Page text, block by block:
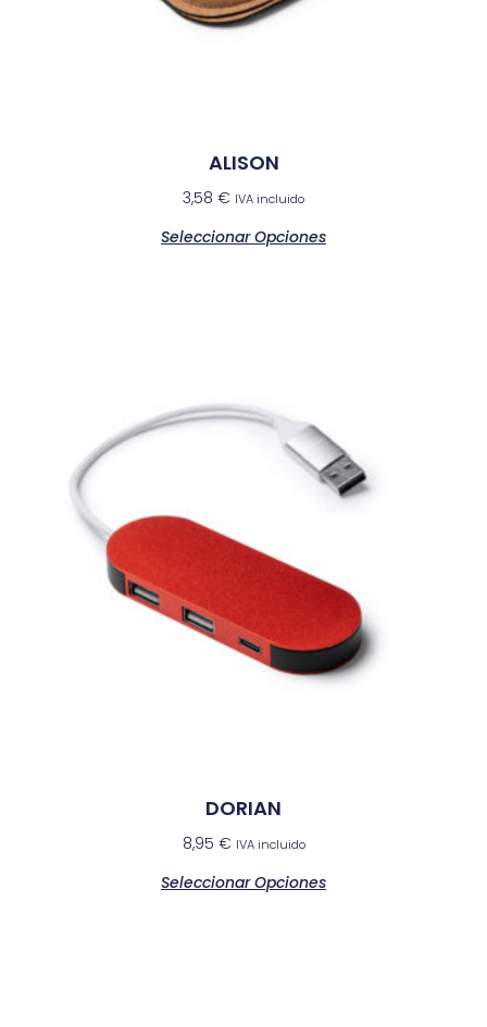
ALISON
3,58 € IVA incluido
Seleccionar Opciones
DORIAN
8,95 € IVA incluido
Seleccionar Opciones